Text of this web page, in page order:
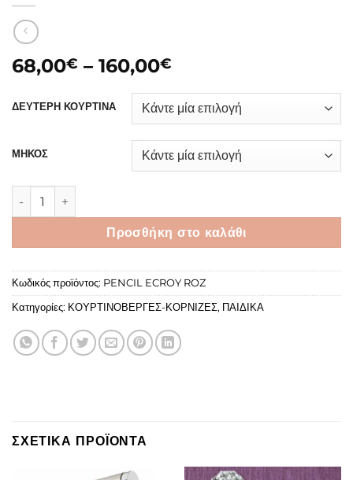
68,00€ – 160,00€
68,00€
through
160,00€
ΔΕΥΤΕΡΗ ΚΟΥΡΤΙΝΑ
ΜΗΚΟΣ
PENCIL ΕΚΡΟΥ-ΡΟΖ ποσότητα
Προσθήκη στο καλάθι
Κωδικός προϊόντος: PENCIL ECROY ROZ
Κατηγορίες: ΚΟΥΡΤΙΝΟΒΕΡΓΕΣ-ΚΟΡΝΙΖΕΣ, ΠΑΙΔΙΚΑ
ΣΧΕΤΙΚΑ ΠΡΟΪΟΝΤΑ